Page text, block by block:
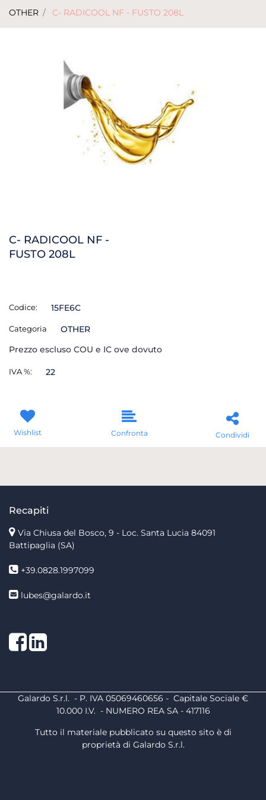
OTHER C- RADICOOL NF - FUSTO 208L
C- RADICOOL NF -
FUSTO 208L
Codice: 15FE6C
Categoria
OTHER
Prezzo escluso COU e IC ove dovuto
IVA %: 22
Wishlist Confronta Condividi
Recapiti
Via Chiusa del Bosco, 9 - Loc. Santa Lucia 84091
Battipaglia (SA)
+39.0828.1997099
lubes@galardo.it
Facebook
LinkedIn
Galardo S.r.l. - P. IVA 05069460656 - Capitale Sociale €
10.000 I.V. - NUMERO REA SA - 417116
Tutto il materiale pubblicato su questo sito è di
proprietà di Galardo S.r.l.